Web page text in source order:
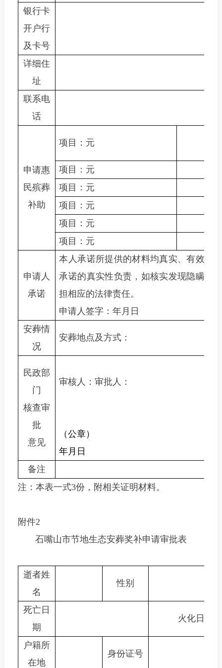
银行卡
开户行
及卡号
详细住
址
联系电
话
申请惠
民殡葬
补助
项目： 元
项目： 元
项目： 元
项目： 元
项目： 元
项目： 元
申请人
承诺
本人承诺所提供的材料均真实、有效，
承诺的真实性负责，如核实发现隐瞒真
担相应的法律责任。
申请人签字：年 月 日
安葬情
况
安葬地点及方式：
民政部
门
核查审
批
意见
审核人：审批人：
（公章）
年 月 日
备注
注：本表一式3份，附相关证明材料。
附件2
石嘴山市节地生态安葬奖补申请审批表
逝者姓
名
性别
死亡日
期
火化日期
户籍所
在地
身份证号